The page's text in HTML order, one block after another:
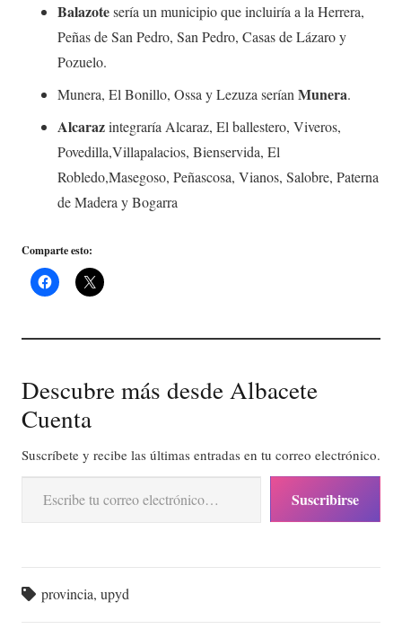
Balazotesería un municipio que incluiría a la Herrera,
Peñas de San Pedro, San Pedro, Casas de Lázaro y
Pozuelo.
Munera, El Bonillo, Ossa y Lezuza seríanMunera.
Alcarazintegraría Alcaraz, El ballestero, Viveros,
Povedilla,Villapalacios, Bienservida, El
Robledo,Masegoso, Peñascosa, Vianos, Salobre, Paterna
de Madera y Bogarra
Comparte esto:
Descubre más desde Albacete
Cuenta
Suscríbete y recibe las últimas entradas en tu correo electrónico.
Escribe tu correo electrónico…
Suscribirse
provincia,upyd